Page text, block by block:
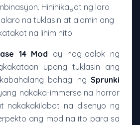
Hinihikayat ng laro
na tuklasin at alamin ang
na lihim nito.
14 Mod ay nag-aalok ng
upang tuklasin ang
bahagi ng Sprunki
nakaka-immerse na horror
nakakakilabot na disenyo ng
ang mod na ito para sa